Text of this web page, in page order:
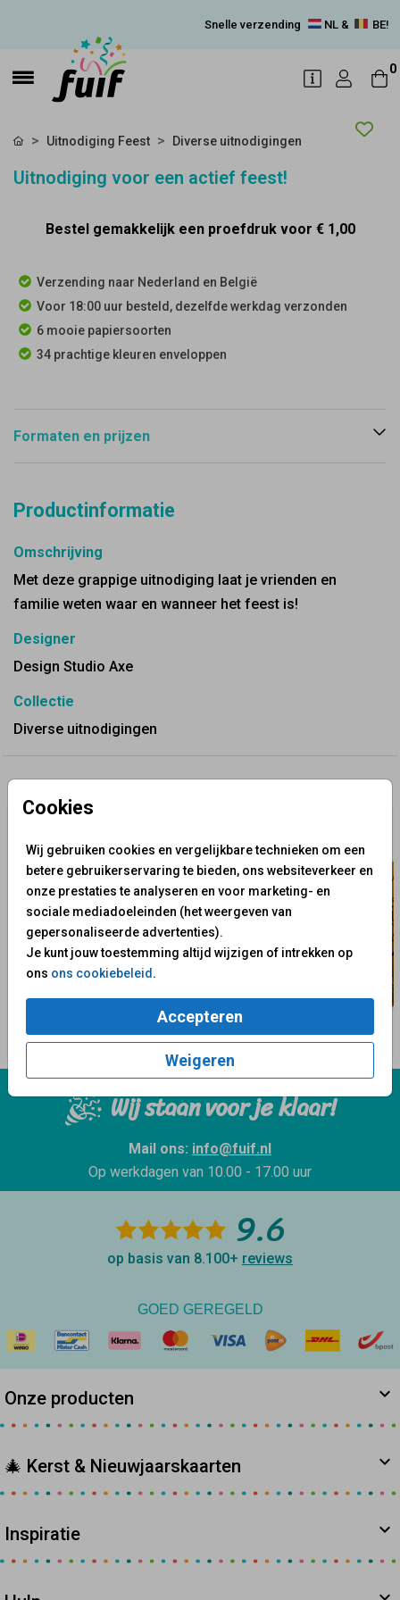
Snelle verzending NL & BE!
0
Cookies
Wij gebruiken cookies en vergelijkbare technieken om een
betere gebruikerservaring te bieden, ons websiteverkeer en
onze prestaties te analyseren en voor marketing- en
sociale mediadoeleinden (het weergeven van
gepersonaliseerde advertenties).
Je kunt jouw toestemming altijd wijzigen of intrekken op
ons ons cookiebeleid .
Accepteren
Weigeren
Uitnodiging Feest Diverse uitnodigingen
Uitnodiging voor een actief feest!
Bestel gemakkelijk een proefdruk voor € 1,00
Verzending naar Nederland en België
Voor 18:00 uur besteld, dezelfde werkdag verzonden
6 mooie papiersoorten
34 prachtige kleuren enveloppen
Formaten en prijzen
Productinformatie
Omschrijving
Met deze grappige uitnodiging laat je vrienden en
familie weten waar en wanneer het feest is!
Designer
Design Studio Axe
Collectie
Diverse uitnodigingen
Wij staan voor je klaar!
Mail ons: info@fuif.nl
Op werkdagen van 10.00 - 17.00 uur
9.6
op basis van 8.100+ reviews
GOED GEREGELD
Onze producten
🎄 Kerst & Nieuwjaarskaarten
Inspiratie